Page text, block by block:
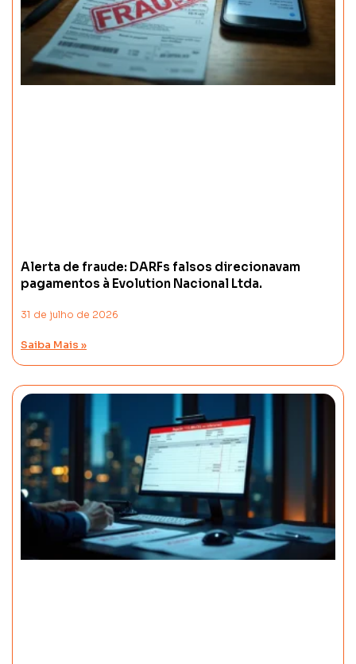
Alerta de fraude: DARFs falsos direcionavam
pagamentos à Evolution Nacional Ltda.
31 de julho de 2026
Saiba Mais »